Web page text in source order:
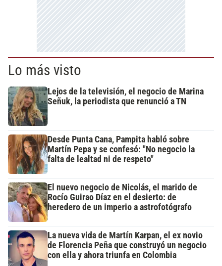
Lo más visto
Lejos de la televisión, el negocio de Marina
Señuk, la periodista que renunció a TN
Desde Punta Cana, Pampita habló sobre
Martín Pepa y se confesó: "No negocio la
falta de lealtad ni de respeto"
El nuevo negocio de Nicolás, el marido de
Rocío Guirao Díaz en el desierto: de
heredero de un imperio a astrofotógrafo
La nueva vida de Martín Karpan, el ex novio
de Florencia Peña que construyó un negocio
con ella y ahora triunfa en Colombia